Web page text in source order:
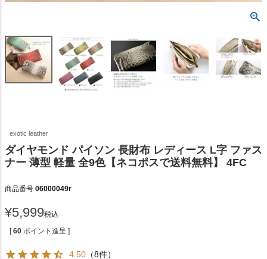
exotic leather
ダイヤモンド パイソン 長財布 レディース L字 ファス
ナー 薄型 軽量 全9色【ネコポスで送料無料】 4FC
商品番号 06000049r
¥5,999税込
[ 60 ポイント進呈 ]
4.50 （8件）